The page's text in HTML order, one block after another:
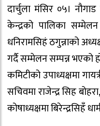
दार्चुला मंसिर ०५।
केन्द्रको पालिका
धनिरामसिहं ठगुन्नाको
गर्दै सम्मेलन सम्पन्न भएको
कमिटीको उपाध्यक्षमा
सचिवमा राजेन्द्र सिह
कोषाध्यक्षमा बिरेन्द्रसिहँ